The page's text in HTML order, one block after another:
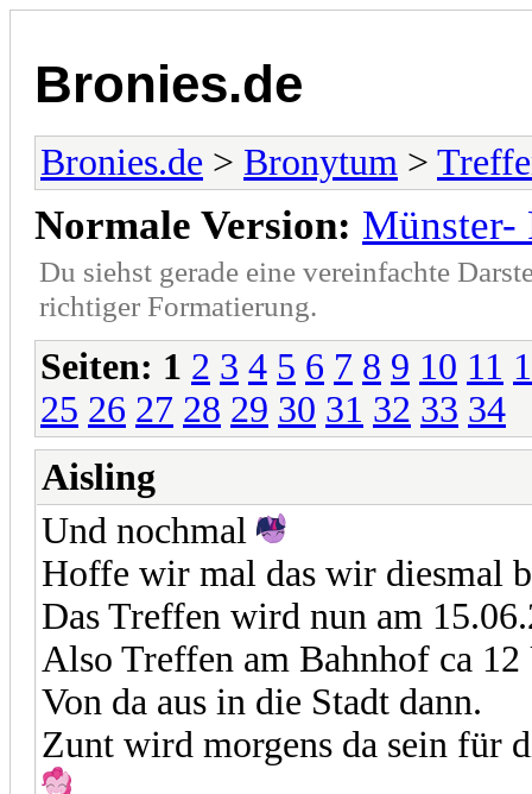
Bronies.de
Bronies.de > Bronytum >
Normale Version: Münster-
Du siehst gerade eine vereinfachte
richtiger Formatierung.
Seiten: 1 2 3 4 5 6 7 8 9 10 11
25 26 27 28 29 30 31 32 33 34
Aisling
Und nochmal
Hoffe wir mal das wir diesmal
Das Treffen wird nun am
Also Treffen am Bahnhof ca
Von da aus in die Stadt dann.
Zunt wird morgens da sein für